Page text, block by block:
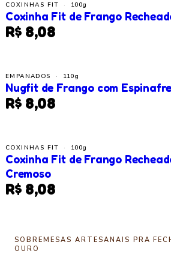
COXINHAS FIT · 100g
Coxinha Fit de Frango
R$ 8,08
EMPANADOS · 110g
Nugfit de Frango com
R$ 8,08
COXINHAS FIT · 100g
Coxinha Fit de Frango
Cremoso
R$ 8,08
SOBREMESAS ARTESANAIS PRA
OURO